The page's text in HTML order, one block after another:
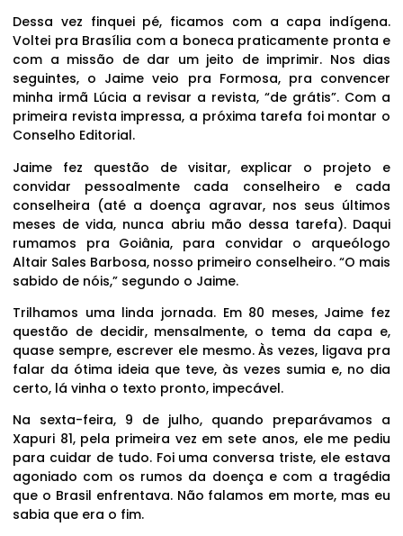
Dessa vez finquei pé, ficamos com a capa indígena.
Voltei pra Brasília com a boneca praticamente pronta e
com a missão de dar um jeito de imprimir. Nos dias
seguintes, o Jaime veio pra Formosa, pra convencer
minha irmã Lúcia a revisar a revista, “de grátis”. Com a
primeira revista impressa, a próxima tarefa foi montar o
Conselho Editorial.
Jaime fez questão de visitar, explicar o projeto e
convidar pessoalmente cada conselheiro e cada
conselheira (até a doença agravar, nos seus últimos
meses de vida, nunca abriu mão dessa tarefa). Daqui
rumamos pra Goiânia, para convidar o arqueólogo
Altair Sales Barbosa, nosso primeiro conselheiro. “O mais
sabido de nóis,” segundo o Jaime.
Trilhamos uma linda jornada. Em 80 meses, Jaime fez
questão de decidir, mensalmente, o tema da capa e,
quase sempre, escrever ele mesmo. Às vezes, ligava pra
falar da ótima ideia que teve, às vezes sumia e, no dia
certo, lá vinha o texto pronto, impecável.
Na sexta-feira, 9 de julho, quando preparávamos a
Xapuri 81, pela primeira vez em sete anos, ele me pediu
para cuidar de tudo. Foi uma conversa triste, ele estava
agoniado com os rumos da doença e com a tragédia
que o Brasil enfrentava. Não falamos em morte, mas eu
sabia que era o fim.